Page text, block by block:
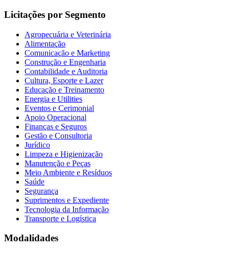
Licitações por Segmento
Agropecuária e Veterinária
Alimentação
Comunicação e Marketing
Construção e Engenharia
Contabilidade e Auditoria
Cultura, Esporte e Lazer
Educação e Treinamento
Energia e Utilities
Eventos e Cerimonial
Apoio Operacional
Finanças e Seguros
Gestão e Consultoria
Jurídico
Limpeza e Higienização
Manutenção e Peças
Meio Ambiente e Resíduos
Saúde
Segurança
Suprimentos e Expediente
Tecnologia da Informação
Transporte e Logística
Modalidades